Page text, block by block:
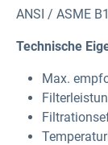
ANSI / ASME
Technische
Max.